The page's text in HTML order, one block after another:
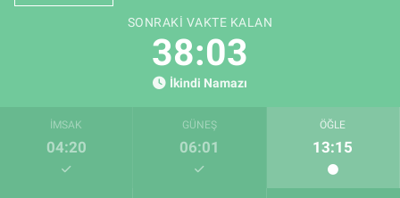
SONRAKI VAKTE KALAN
38:02
İkindi Namazı
İMSAK
04:20
GÜNEŞ
06:01
ÖĞLE
13:15